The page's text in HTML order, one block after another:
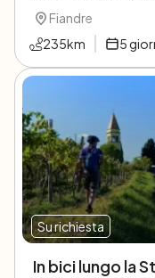
Fiandre
235km 5
Su richiesta
In bici lungo la